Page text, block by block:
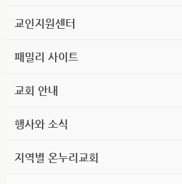
교인지원센터
패밀리 사이트
교회 안내
행사와 소식
지역별 온누리교회